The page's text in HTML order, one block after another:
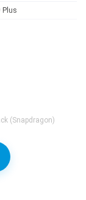
Plus
845 + Adreno
(Snapdragon)